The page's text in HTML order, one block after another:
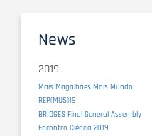
News
2019
Mais Magalhães Mais Mundo
REP(MUS)19
BRIDGES Final General Assembly
Encontro Ciência 2019